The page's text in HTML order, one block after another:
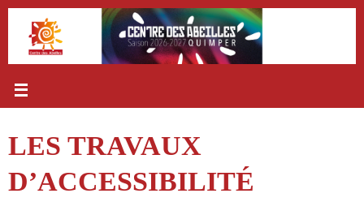
Passer
contenu
LES TRAVAUX
D’ACCESSIBILITÉ